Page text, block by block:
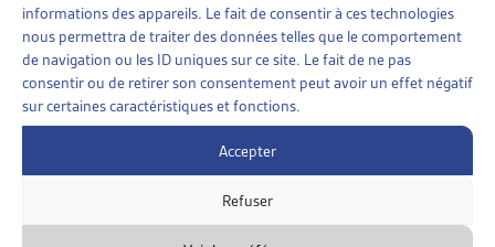
informations des appareils. Le fait de consentir à ces technologies
nous permettra de traiter des données telles que le comportement
de navigation ou les ID uniques sur ce site. Le fait de ne pas
consentir ou de retirer son consentement peut avoir un effet négatif
sur certaines caractéristiques et fonctions.
Accepter
Refuser
LE LOGEMENT DE TRANSITION : UNE « CHAMBRE À
SOI » DANS LES INTERSTICES
Offrir aux personnes en situation de précarité résidentielle
un refuge et une opportunité de retrouver une stabilité :
C’est la vocation des différents logements de [...]